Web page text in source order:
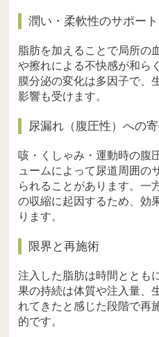
潤い・柔軟性のサポート
脂肪を加えることで局所の
や擦れによる不快感が和ら
膜分泌の変化は多因子で、
影響も受けます。
尿漏れ（腹圧性）への
咳・くしゃみ・運動時の腹
ュームによって尿道周囲の
られることがあります。一
の収縮に起因するため、効
ります。
限界と再施術
注入した脂肪は時間ととも
果の持続は体質や注入量、
れてきたと感じた段階で再
的です。